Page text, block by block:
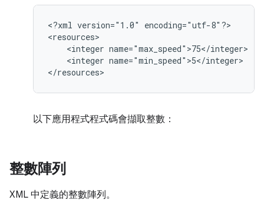
<?xml version="1.0"
encoding="utf-8"?>
<integer
<integer name="min_speed">5</integer>
</resources>
以下應用程式程式碼會擷取整數：
整數陣列
XML 中定義的整數陣列。